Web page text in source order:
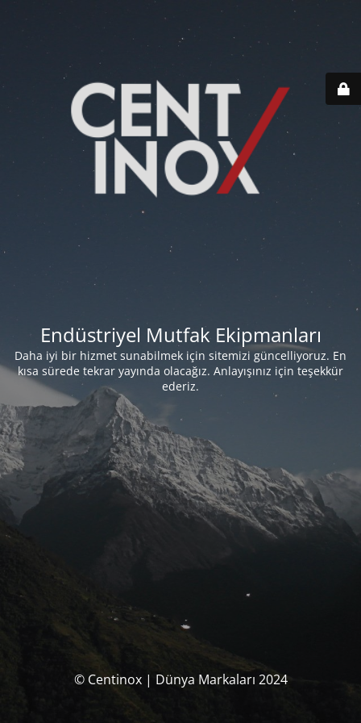
Endüstriyel Mutfak Ekipmanları
Daha iyi bir hizmet sunabilmek için sitemizi güncelliyoruz. En
kısa sürede tekrar yayında olacağız. Anlayışınız için teşekkür
ederiz.
© Centinox | Dünya Markaları 2024